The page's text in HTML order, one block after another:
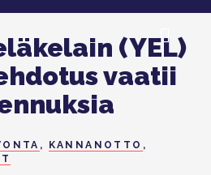
(YEL)
vaatii
, KANNANOTTO ,